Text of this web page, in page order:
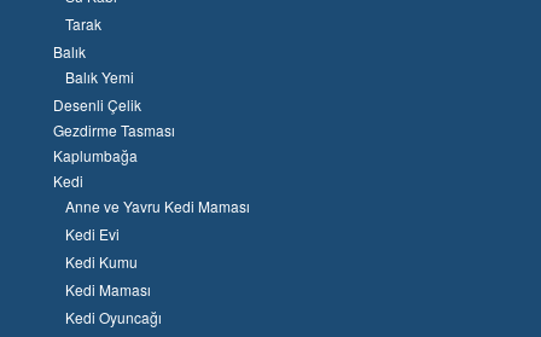
Tarak
Balık
Balık Yemi
Desenli Çelik
Gezdirme Tasması
Kaplumbağa
Kedi
Anne ve Yavru Kedi Maması
Kedi Evi
Kedi Kumu
Kedi Maması
Kedi Oyuncağı